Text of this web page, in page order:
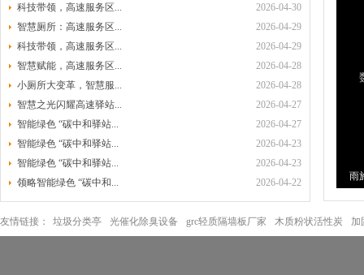
2026-04-30
科技带领，高速服务区...
2026-04-29
智慧厕所：高速服务区...
2026-04-29
科技带领，高速服务区...
2026-04-28
智慧赋能，高速服务区...
2026-04-28
小厕所大变革，智慧服...
2026-04-27
智慧之光闪耀高速驿站...
2026-04-27
智能绿色 “碳中和驿站...
2026-04-23
智能绿色 “碳中和驿站...
2026-04-23
智能绿色 “碳中和驿站...
2026-04-22
领略智能绿色 “碳中和...
雨
环
友情链接：
垃圾分类亭 光催化除臭设备 grc轻质隔墙板厂家 木质粉状活性炭 加